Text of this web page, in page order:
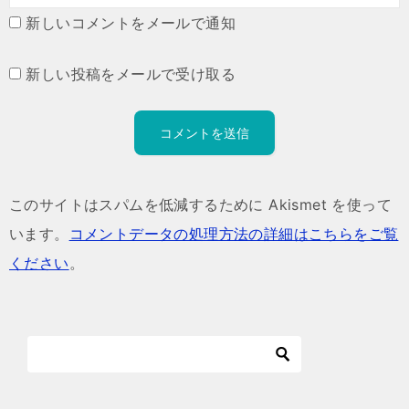
新しいコメントをメールで通知
新しい投稿をメールで受け取る
このサイトはスパムを低減するために Akismet を使って
います。
コメントデータの処理方法の詳細はこちらをご覧
ください。